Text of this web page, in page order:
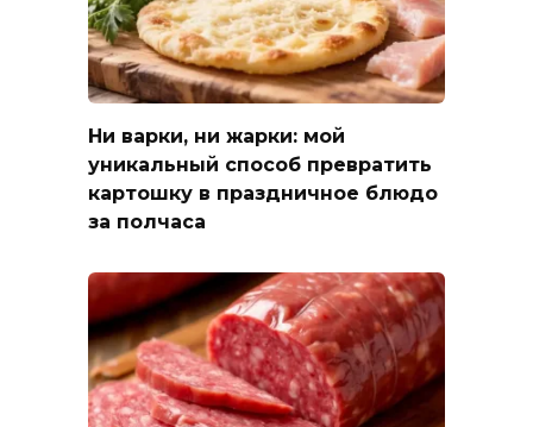
Ни варки, ни жарки: мой
уникальный способ превратить
картошку в праздничное блюдо
за полчаса